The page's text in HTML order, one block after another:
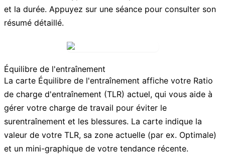
et la durée. Appuyez sur une séance pour consulter son
résumé détaillé.
Équilibre de l'entraînement
La carte Équilibre de l'entraînement affiche votre Ratio
de charge d'entraînement (TLR) actuel, qui vous aide à
gérer votre charge de travail pour éviter le
surentraînement et les blessures. La carte indique la
valeur de votre TLR, sa zone actuelle (par ex. Optimale)
et un mini-graphique de votre tendance récente.